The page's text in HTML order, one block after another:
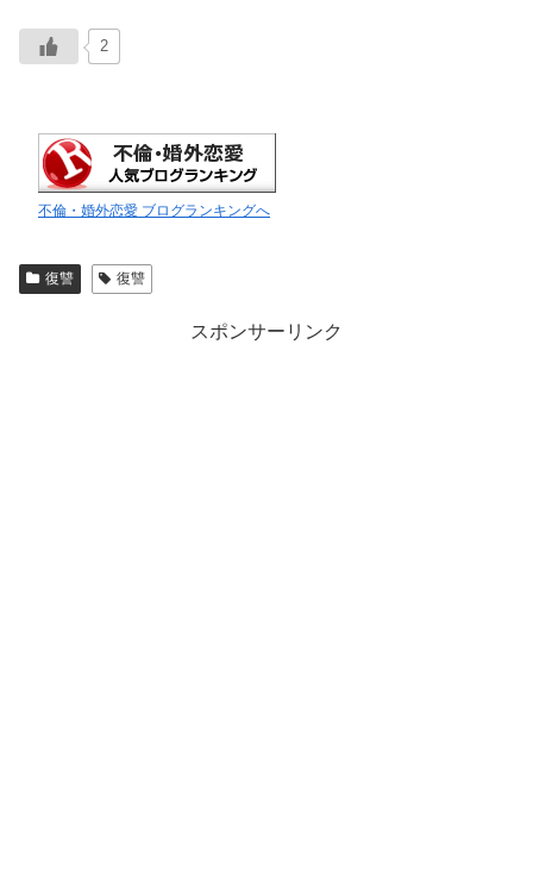
2
不倫・婚外恋愛 ブログランキングへ
復讐 復讐
スポンサーリンク